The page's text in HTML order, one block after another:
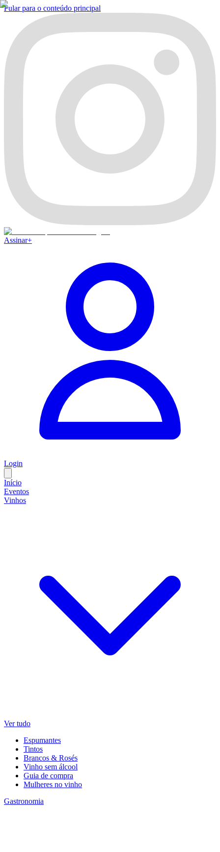
Pular para o conteúdo principal
Assinar+
Login
Início
Eventos
Vinhos
Ver tudo
Espumantes
Tintos
Brancos & Rosés
Vinho sem álcool
Guia de compra
Mulheres no vinho
Gastronomia